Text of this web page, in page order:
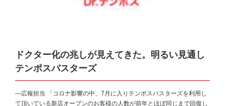
ドクター化の兆しが見えてきた。明るい見通し
テンポスバスターズ
―広報担当 「コロナ影響の中、7月に入りテンポスバスターズを利用し
て頂いている新店オープンのお客様の人数が前年とほぼ同じまで回復し